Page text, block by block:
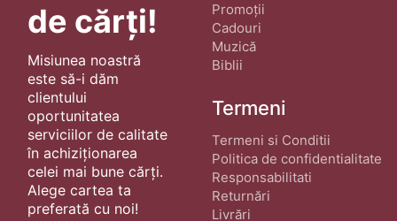
de cărți!
Misiunea noastră
este să-i dăm
clientului
oportunitatea
serviciilor de calitate
în achiziționarea
celei mai bune cărți.
Alege cartea ta
preferată cu noi!
Promoții
Cadouri
Muzică
Biblii
Termeni
Termeni si Conditii
Politica de confidentialitate
Responsabilitati
Returnări
Livrări